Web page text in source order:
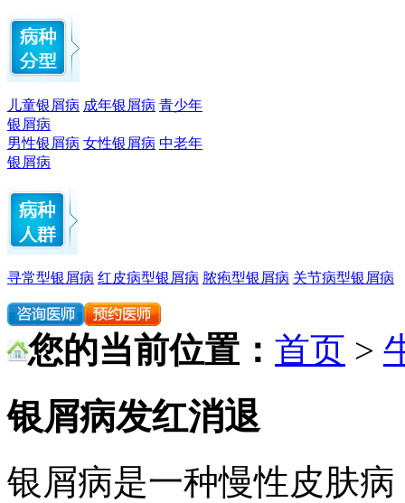
儿童银屑病 成年银屑病 青少年
银屑病
男性银屑病 女性银屑病 中老年
银屑病
寻常型银屑病 红皮病型银屑病 脓疱型银屑病 关节病型银屑病
您的当前位置： 首页 >
银屑病发红消退
银屑病是一种慢性皮肤